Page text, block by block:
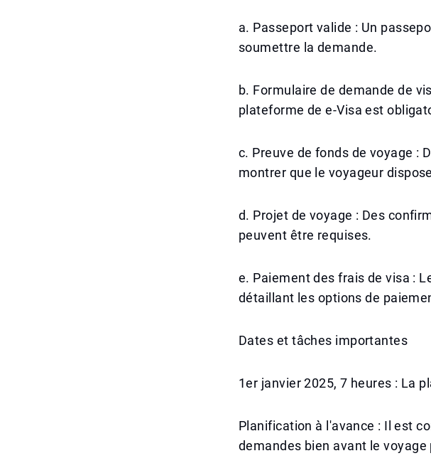
a. Passeport valide : Un
soumettre la demande.
b. Formulaire de demande de
plateforme de e-Visa est
c. Preuve de fonds de voyage :
montrer que le voyageur
d. Projet de voyage : Des
peuvent être requises.
e. Paiement des frais de visa :
détaillant les options de
Dates et tâches importantes
1er janvier 2025, 7 heures : La
Planification à l'avance : Il est
demandes bien avant le